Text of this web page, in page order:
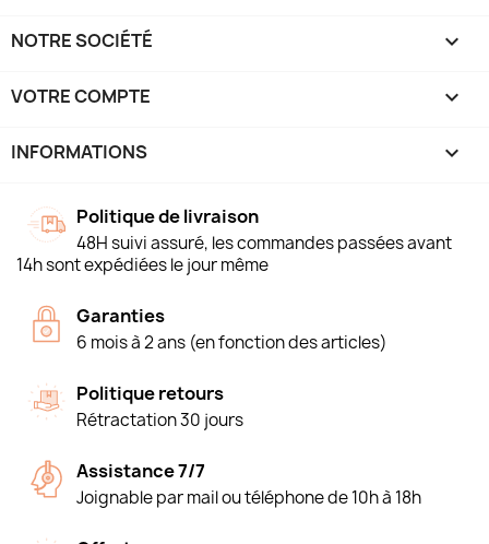
NOTRE SOCIÉTÉ 
VOTRE COMPTE 
INFORMATIONS keyboard_arrow_down
Politique de livraison
48H suivi assuré, les commandes passées avant
14h sont expédiées le jour même
Garanties
6 mois à 2 ans (en fonction des articles)
Politique retours
Rétractation 30 jours
Assistance 7/7
Joignable par mail ou téléphone de 10h à 18h